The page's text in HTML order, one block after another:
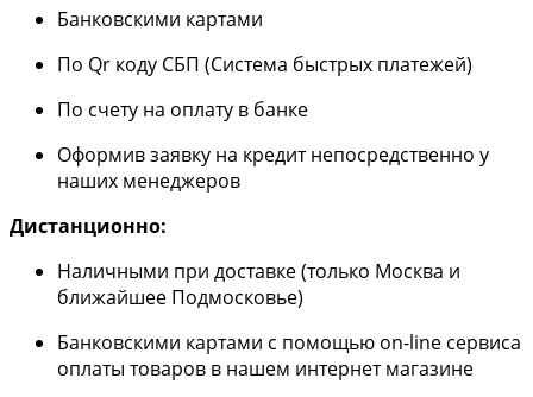
Банковскими картами
По Qr коду СБП (Система быстрых платежей)
По счету на оплату в банке
Оформив заявку на кредит непосредственно у
наших менеджеров
Дистанционно:
Наличными при доставке (только Москва и
ближайшее Подмосковье)
Банковскими картами с помощью on-line сервиса
оплаты товаров в нашем интернет магазине